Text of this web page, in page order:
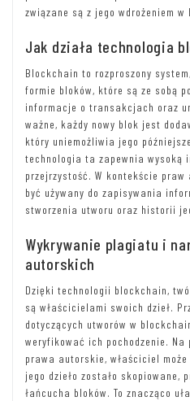
związane są z jego wdrożeniem
Jak działa technologia
Blockchain to rozproszony
formie bloków, które są ze sobą
informacje o transakcjach oraz
ważne, każdy nowy blok jest
który uniemożliwia jego
technologia ta zapewnia wysoką
przejrzystość. W kontekście
być używany do zapisywania
stworzenia utworu oraz historii
Wykrywanie plagiatu i
autorskich
Dzięki technologii blockchain,
są właścicielami swoich dzieł.
dotyczących utworów w
weryfikować ich pochodzenie. Na
prawa autorskie, właściciel może
jego dzieło zostało skopiowane,
łańcucha bloków. To znacząco